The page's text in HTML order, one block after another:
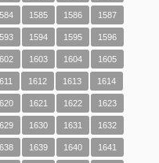
1585 1586 1587
1594 1595 1596
1603 1604 1605
1612 1613 1614
1621 1622 1623
1630 1631 1632
1639 1640 1641